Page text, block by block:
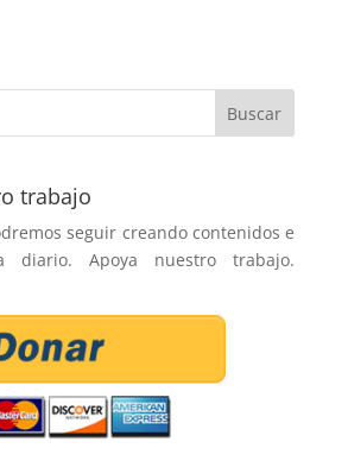
trabajo
seguir creando contenidos e
diario. Apoya nuestro trabajo.